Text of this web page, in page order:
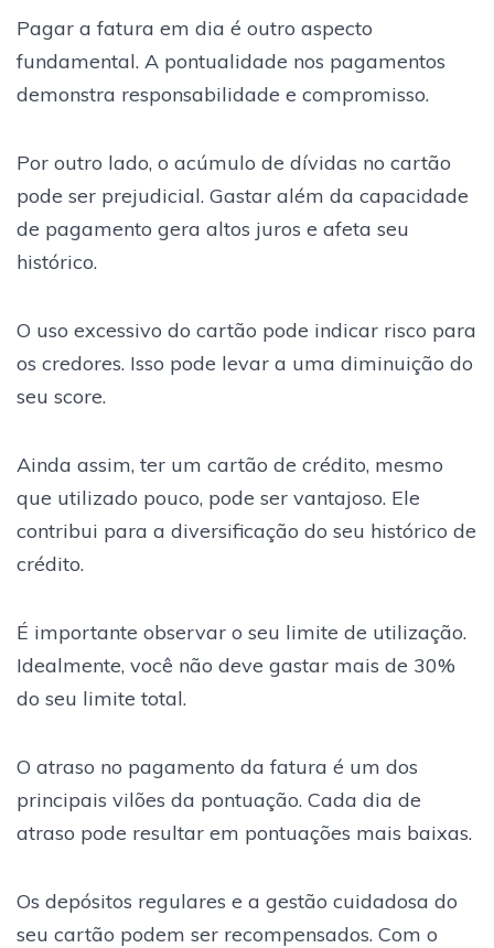
Pagar a fatura em dia é outro aspecto
fundamental. A pontualidade nos pagamentos
demonstra responsabilidade e compromisso.
Por outro lado, o acúmulo de dívidas no cartão
pode ser prejudicial. Gastar além da capacidade
de pagamento gera altos juros e afeta seu
histórico.
O uso excessivo do cartão pode indicar risco para
os credores. Isso pode levar a uma diminuição do
seu score.
Ainda assim, ter um cartão de crédito, mesmo
que utilizado pouco, pode ser vantajoso. Ele
contribui para a diversificação do seu histórico de
crédito.
É importante observar o seu limite de utilização.
Idealmente, você não deve gastar mais de 30%
do seu limite total.
O atraso no pagamento da fatura é um dos
principais vilões da pontuação. Cada dia de
atraso pode resultar em pontuações mais baixas.
Os depósitos regulares e a gestão cuidadosa do
seu cartão podem ser recompensados. Com o